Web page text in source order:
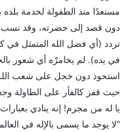
مستعدًا منذ الطفولة لخدمة
دون قصد إلى حضرته، وقد
تردد (أي فضل الله المتمثل في
في يده). لم يخامرْه أي شعور
استحوذ دون خجل على شعب
حيث قفز كالفأر على الطاولة
يا له من مجرم! إنه ينادي
"لا يوجد ما يسمى بالإله في